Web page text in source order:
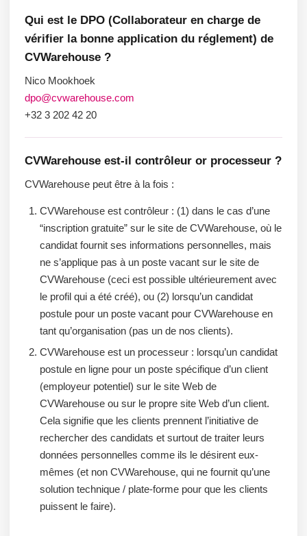
Qui est le DPO (Collaborateur en charge de
vérifier la bonne application du réglement) de
CVWarehouse ?
Nico Mookhoek
dpo@cvwarehouse.com
+32 3 202 42 20
CVWarehouse est-il contrôleur or processeur ?
CVWarehouse peut être à la fois :
CVWarehouse est contrôleur : (1) dans le cas d’une
“inscription gratuite” sur le site de CVWarehouse, où le
candidat fournit ses informations personnelles, mais
ne s’applique pas à un poste vacant sur le site de
CVWarehouse (ceci est possible ultérieurement avec
le profil qui a été créé), ou (2) lorsqu’un candidat
postule pour un poste vacant pour CVWarehouse en
tant qu’organisation (pas un de nos clients).
CVWarehouse est un processeur : lorsqu’un candidat
postule en ligne pour un poste spécifique d’un client
(employeur potentiel) sur le site Web de
CVWarehouse ou sur le propre site Web d’un client.
Cela signifie que les clients prennent l’initiative de
rechercher des candidats et surtout de traiter leurs
données personnelles comme ils le désirent eux-
mêmes (et non CVWarehouse, qui ne fournit qu’une
solution technique / plate-forme pour que les clients
puissent le faire).